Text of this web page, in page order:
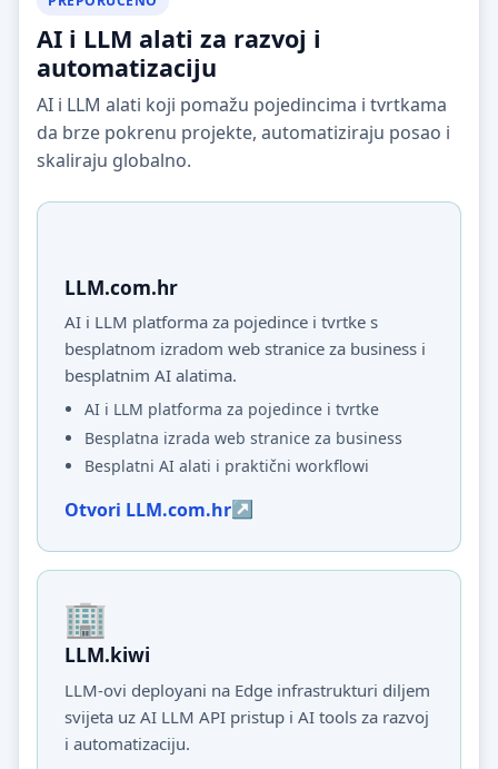
AI i LLM alati za razvoj i
automatizaciju
AI i LLM alati koji pomažu pojedincima i tvrtkama
da brze pokrenu projekte, automatiziraju posao i
skaliraju globalno.
LLM.com.hr
AI i LLM platforma za pojedince i tvrtke s
besplatnom izradom web stranice za business i
besplatnim AI alatima.
AI i LLM platforma za pojedince i tvrtke
Besplatna izrada web stranice za business
Besplatni AI alati i praktični workflowi
Otvori LLM.com.hr
LLM.kiwi
LLM-ovi deployani na Edge infrastrukturi diljem
svijeta uz AI LLM API pristup i AI tools za razvoj
i automatizaciju.